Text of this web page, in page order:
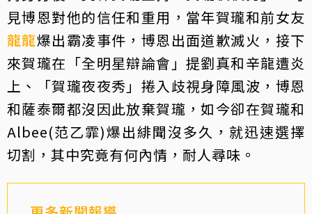
見博恩對他的信任和重用，當年賀瓏和前女友
龍龍爆出霸凌事件，博恩出面道歉滅火，接下
來賀瓏在「全明星辯論會」提劉真和辛龍遭炎
上、「賀瓏夜夜秀」捲入歧視身障風波，博恩
和薩泰爾都沒因此放棄賀瓏，如今卻在賀瓏和
Albee(范乙霏)爆出緋聞沒多久，就迅速選擇
切割，其中究竟有何內情，耐人尋味。